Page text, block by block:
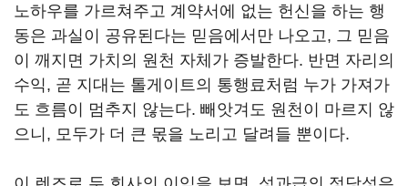
노하우를 가르쳐주고 계약서에 없는 헌신을 하는 행
동은 과실이 공유된다는 믿음에서만 나오고, 그 믿음
이 깨지면 가치의 원천 자체가 증발한다. 반면 자리의
수익, 곧 지대는 톨게이트의 통행료처럼 누가 가져가
도 흐름이 멈추지 않는다. 빼앗겨도 원천이 마르지 않
으니, 모두가 더 큰 몫을 노리고 달려들 뿐이다.